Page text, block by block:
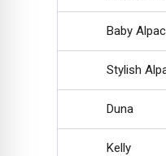
Baby
Stylish
Duna
Kelly